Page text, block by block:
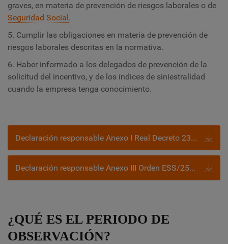
graves, en materia de prevención de riesgos laborales o de
Seguridad Social.
5. Cumplir las obligaciones en materia de prevención de
riesgos laborales descritas en la normativa.
6. Haber informado a los delegados de prevención de la
solicitud del incentivo, y de los índices de siniestralidad
cuando la empresa tenga conocimiento.
Declaración responsable Anexo I Real Decreto 231/2017
Declaración responsable Anexo III Orden ESS/256/2018
¿QUÉ ES EL PERIODO DE
OBSERVACIÓN?